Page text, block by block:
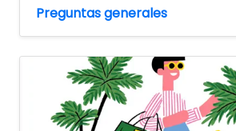
Preguntas generales